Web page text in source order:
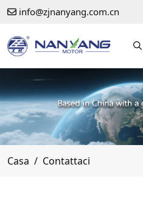
info@zjnanyang.com.cn
Casa Contattaci